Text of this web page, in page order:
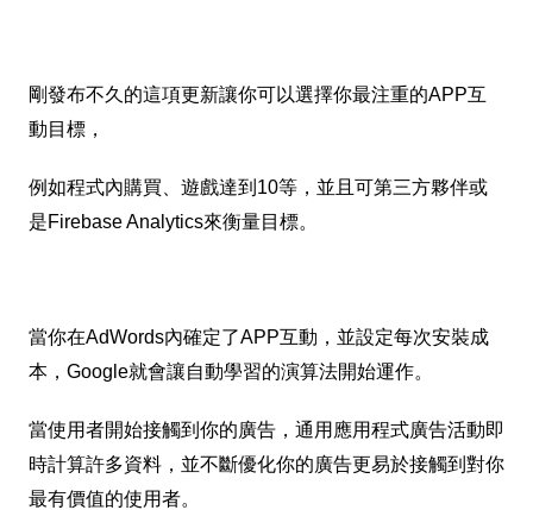
剛發布不久的這項更新讓你可以選擇你最注重的APP互
動目標，
例如程式內購買、遊戲達到10等，並且可第三方夥伴或
是Firebase Analytics來衡量目標。
當你在AdWords內確定了APP互動，並設定每次安裝成
本，Google就會讓自動學習的演算法開始運作。
當使用者開始接觸到你的廣告，通用應用程式廣告活動即
時計算許多資料，並不斷優化你的廣告更易於接觸到對你
最有價值的使用者。